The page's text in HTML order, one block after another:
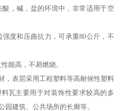
，碱，盐的环境中，非常适用于空
度和压曲抗力，可承重80公斤，不
能高，不易燃烧。
，表层采用工程塑料等高耐候性塑料
瓦主要用于对装饰性要求较高的多
园建筑、公共场所的长廊等。